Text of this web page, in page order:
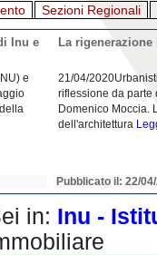
Sezioni Regionali
Inu e
e
La
21/04/
riflessione da parte
Domenico Moccia.
dell'architettura
Pubblicato il: 22/
in: Inu -